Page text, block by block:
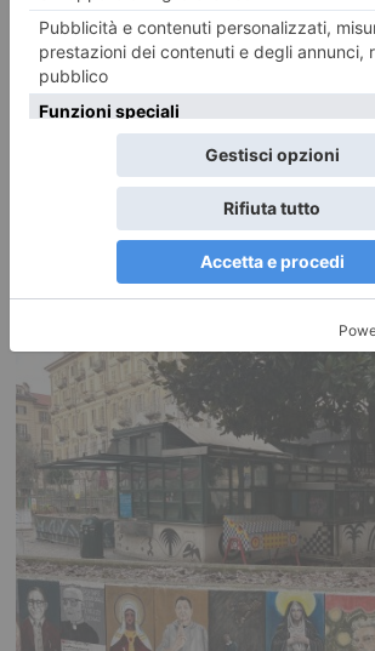
Foto dei lettori: Vedute del/dal
Ecco le foto di un ciclo di Dipinti Murali realizzati